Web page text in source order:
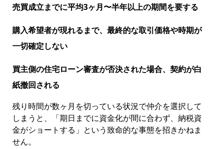
売買成立までに平均3ヶ月〜半年以上の期間を要する
購入希望者が現れるまで、最終的な取引価格や時期が
一切確定しない
買主側の住宅ローン審査が否決された場合、契約が白
紙撤回される
残り時間が数ヶ月を切っている状況で仲介を選択して
しまうと、「期日までに資金化が間に合わず、納税資
金がショートする」という致命的な事態を招きかねま
せん。